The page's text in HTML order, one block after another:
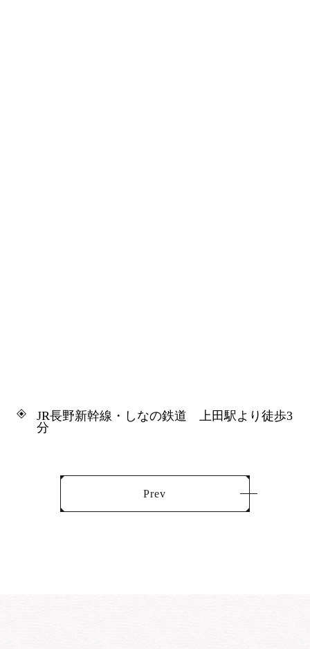
JR長野新幹線・しなの鉄道 上田駅より徒歩3
分
Prev